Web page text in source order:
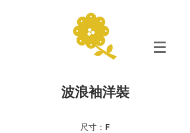
波浪袖洋裝
尺寸：F